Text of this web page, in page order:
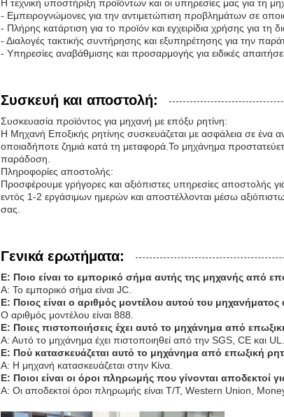
Η τεχνική υποστήριξη προϊόντων και οι υπηρεσίες μας για τη
- Εμπειρογνώμονες για την αντιμετώπιση προβλημάτων σε
- Πλήρης κατάρτιση για το προϊόν και εγχειρίδια χρήσης για τη
- Διαλογές τακτικής συντήρησης και εξυπηρέτησης για την
- Υπηρεσίες αναβάθμισης και προσαρμογής για ειδικές
Συσκευή και αποστολή:
Συσκευασία προϊόντος για μηχανή με επόξυ ρητίνη:
Η Μηχανή Εποξικής ρητίνης συσκευάζεται με ασφάλεια σε ένα
οποιαδήποτε ζημιά κατά τη μεταφορά.Το μηχάνημα
παράδοση.
Πληροφορίες αποστολής:
Προσφέρουμε γρήγορες και αξιόπιστες υπηρεσίες αποστολής
εντός 1-2 εργάσιμων ημερών και αποστέλλονται μέσω
σας.
Γενικά ερωτήματα:
Ε: Ποιο είναι το εμπορικό σήμα αυτής της μηχανής από
Α: Το εμπορικό σήμα είναι JC.
Ε: Ποιος είναι ο αριθμός μοντέλου αυτού του
Ο αριθμός μοντέλου είναι 888.
Ε: Ποιες πιστοποιήσεις έχει αυτό το μηχάνημα από
Α: Αυτό το μηχάνημα έχει πιστοποιηθεί από την SGS, CE και UL.
Ε: Πού κατασκευάζεται αυτό το μηχάνημα από επωξική
Α: Η μηχανή κατασκευάζεται στην Κίνα.
Ε: Ποιοι είναι οι όροι πληρωμής που γίνονται αποδεκτοί
Α: Οι αποδεκτοί όροι πληρωμής είναι T/T, Western Union,